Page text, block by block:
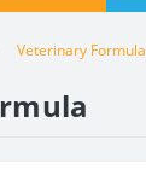
Veterinary Formula